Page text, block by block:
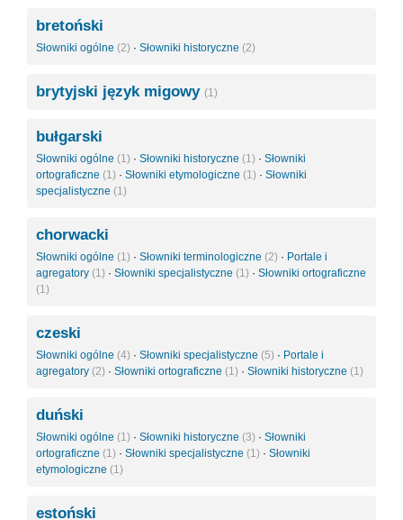
bretoński
Słowniki ogólne (2) · Słowniki historyczne (2)
brytyjski język migowy (1)
bułgarski
Słowniki ogólne (1) · Słowniki historyczne (1) · Słowniki
ortograficzne (1) · Słowniki etymologiczne (1) · Słowniki
specjalistyczne (1)
chorwacki
Słowniki ogólne (1) · Słowniki terminologiczne (2) · Portale i
agregatory (1) · Słowniki specjalistyczne (1) · Słowniki ortograficzne
(1)
czeski
Słowniki ogólne (4) · Słowniki specjalistyczne (5) · Portale i
agregatory (2) · Słowniki ortograficzne (1) · Słowniki historyczne (1)
duński
Słowniki ogólne (1) · Słowniki historyczne (3) · Słowniki
ortograficzne (1) · Słowniki specjalistyczne (1) · Słowniki
etymologiczne (1)
estoński